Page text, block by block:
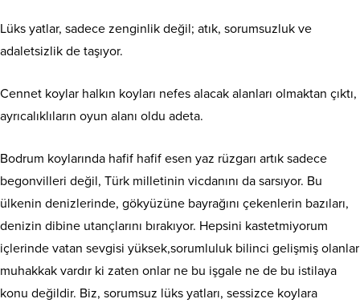
Lüks yatlar, sadece zenginlik değil; atık, sorumsuzluk ve
adaletsizlik de taşıyor.
Cennet koylar halkın koyları nefes alacak alanları olmaktan çıktı,
ayrıcalıklıların oyun alanı oldu adeta.
Bodrum koylarında hafif hafif esen yaz rüzgarı artık sadece
begonvilleri değil, Türk milletinin vicdanını da sarsıyor. Bu
ülkenin denizlerinde, gökyüzüne bayrağını çekenlerin bazıları,
denizin dibine utançlarını bırakıyor. Hepsini kastetmiyorum
içlerinde vatan sevgisi yüksek,sorumluluk bilinci gelişmiş olanlar
muhakkak vardır ki zaten onlar ne bu işgale ne de bu istilaya
konu değildir. Biz, sorumsuz lüks yatları, sessizce koylara